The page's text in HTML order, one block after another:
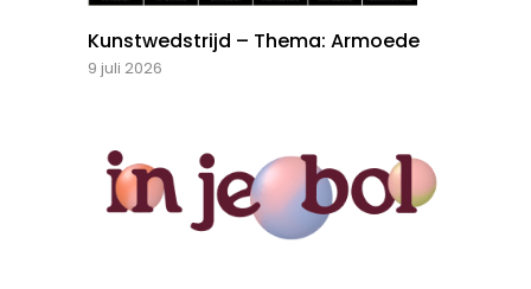
Kunstwedstrijd – Thema: Armoede
9 juli 2026